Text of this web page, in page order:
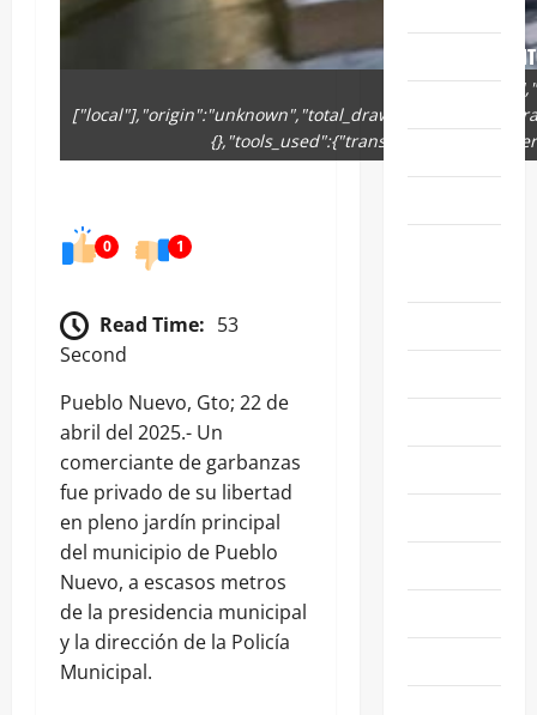
0 1
Read Time: 53
Second
Pueblo Nuevo, Gto; 22 de
abril del 2025.- Un
comerciante de garbanzas
fue privado de su libertad
en pleno jardín principal
del municipio de Pueblo
Nuevo, a escasos metros
de la presidencia municipal
y la dirección de la Policía
Municipal.